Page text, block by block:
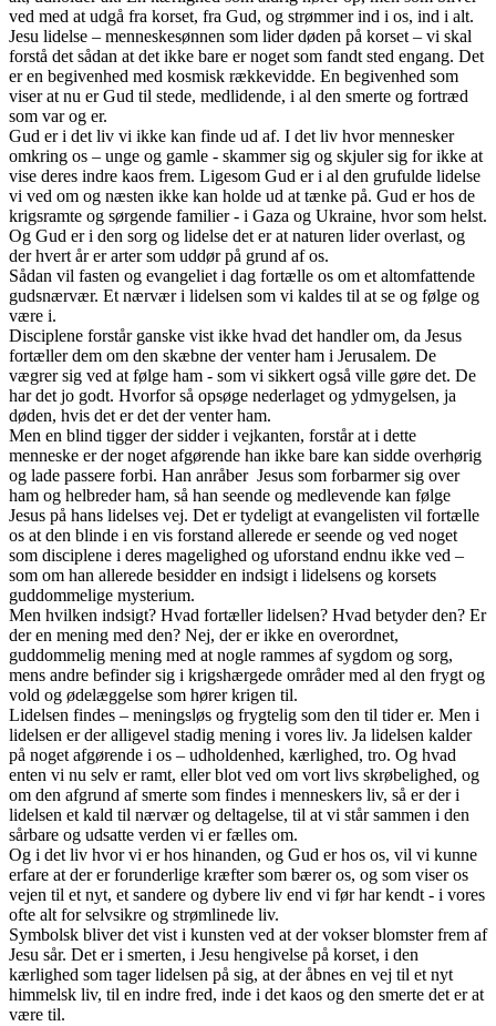
ved med at udgå fra korset, fra Gud, og strømmer ind i os, ind i alt.
Jesu lidelse – menneskesønnen som lider døden på korset – vi skal
forstå det sådan at det ikke bare er noget som fandt sted engang. Det
er en begivenhed med kosmisk rækkevidde. En begivenhed som
viser at nu er Gud til stede, medlidende, i al den smerte og fortræd
som var og er.
Gud er i det liv vi ikke kan finde ud af. I det liv hvor mennesker
omkring os – unge og gamle - skammer sig og skjuler sig for ikke at
vise deres indre kaos frem. Ligesom Gud er i al den grufulde lidelse
vi ved om og næsten ikke kan holde ud at tænke på. Gud er hos de
krigsramte og sørgende familier - i Gaza og Ukraine, hvor som helst.
Og Gud er i den sorg og lidelse det er at naturen lider overlast, og
der hvert år er arter som uddør på grund af os.
Sådan vil fasten og evangeliet i dag fortælle os om et altomfattende
gudsnærvær. Et nærvær i lidelsen som vi kaldes til at se og følge og
være i.
Disciplene forstår ganske vist ikke hvad det handler om, da Jesus
fortæller dem om den skæbne der venter ham i Jerusalem. De
vægrer sig ved at følge ham - som vi sikkert også ville gøre det. De
har det jo godt. Hvorfor så opsøge nederlaget og ydmygelsen, ja
døden, hvis det er det der venter ham.
Men en blind tigger der sidder i vejkanten, forstår at i dette
menneske er der noget afgørende han ikke bare kan sidde overhørig
og lade passere forbi. Han anråber Jesus som forbarmer sig over
ham og helbreder ham, så han seende og medlevende kan følge
Jesus på hans lidelses vej. Det er tydeligt at evangelisten vil fortælle
os at den blinde i en vis forstand allerede er seende og ved noget
som disciplene i deres magelighed og uforstand endnu ikke ved –
som om han allerede besidder en indsigt i lidelsens og korsets
guddommelige mysterium.
Men hvilken indsigt? Hvad fortæller lidelsen? Hvad betyder den? Er
der en mening med den? Nej, der er ikke en overordnet,
guddommelig mening med at nogle rammes af sygdom og sorg,
mens andre befinder sig i krigshærgede områder med al den frygt og
vold og ødelæggelse som hører krigen til.
Lidelsen findes – meningsløs og frygtelig som den til tider er. Men i
lidelsen er der alligevel stadig mening i vores liv. Ja lidelsen kalder
på noget afgørende i os – udholdenhed, kærlighed, tro. Og hvad
enten vi nu selv er ramt, eller blot ved om vort livs skrøbelighed, og
om den afgrund af smerte som findes i menneskers liv, så er der i
lidelsen et kald til nærvær og deltagelse, til at vi står sammen i den
sårbare og udsatte verden vi er fælles om.
Og i det liv hvor vi er hos hinanden, og Gud er hos os, vil vi kunne
erfare at der er forunderlige kræfter som bærer os, og som viser os
vejen til et nyt, et sandere og dybere liv end vi før har kendt - i vores
ofte alt for selvsikre og strømlinede liv.
Symbolsk bliver det vist i kunsten ved at der vokser blomster frem af
Jesu sår. Det er i smerten, i Jesu hengivelse på korset, i den
kærlighed som tager lidelsen på sig, at der åbnes en vej til et nyt
himmelsk liv, til en indre fred, inde i det kaos og den smerte det er at
være til.